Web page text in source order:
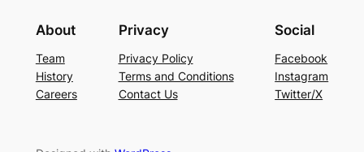
About
Team
History
Careers
Privacy
Privacy Policy
Terms and Conditions
Contact Us
Social
Facebook
Instagram
Twitter/X